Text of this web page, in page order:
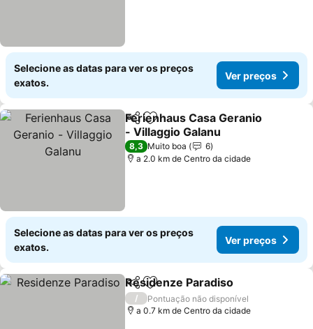
Selecione as datas para ver os preços
exatos.
Ver preços
PartilharAdicionar aos favoritos
Ferienhaus Casa Geranio
- Villaggio Galanu
8,3 Muito boa
6
a 2.0 km de Centro da cidade
Selecione as datas para ver os preços
exatos.
Ver preços
PartilharAdicionar aos favoritos
Residenze Paradiso
/
Pontuação não disponível
a 0.7 km de Centro da cidade